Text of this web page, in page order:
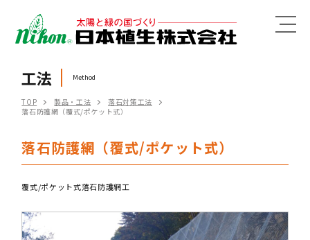
MENU
工法 Method
TOP 製品・工法
落石対策工法
落石防護網（覆式/ポケット式）
落石防護網（覆式/ポケット式）
覆式/ポケット式落石防護網工